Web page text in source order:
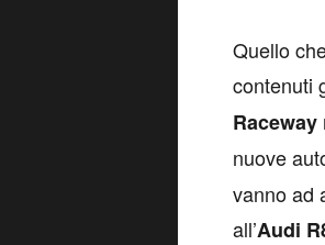
Quello
contenuti
Raceway
nuove
vanno ad
all’Audi